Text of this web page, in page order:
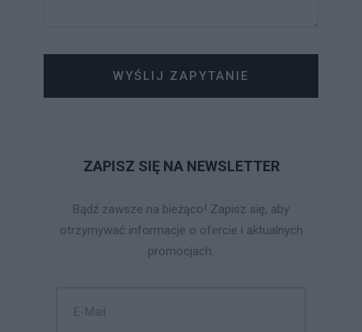
WYŚLIJ ZAPYTANIE
ZAPISZ SIĘ NA NEWSLETTER
Bądź zawsze na bieżąco! Zapisz się, aby
otrzymywać informacje o ofercie i aktualnych
promocjach.